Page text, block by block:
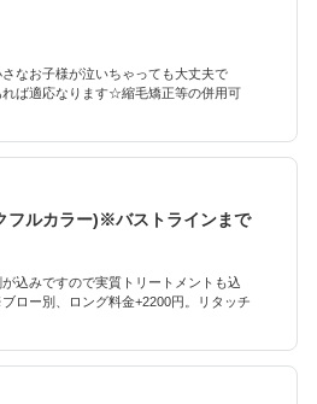
なお子様が泣いちゃっても大丈夫で
ば適応なります☆縮毛矯正等の併用可
フルカラー)※バストラインまで
込みですので実質トリートメントも込
ロー別、ロング料金+2200円。リタッチ